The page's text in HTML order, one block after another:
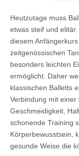
Heutzutage muss
etwas steif und
diesem
zeitgenössischen
besonders leichten
ermöglicht. Daher
klassischen Balletts
Verbindung mit einer
Geschmeidigkeit,
schonende Training
Körperbewusstsein,
gesunde Weise die